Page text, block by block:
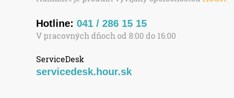
Hotline: 041 / 286 15 15
V pracovných dňoch od 8:00 do 16:00
ServiceDesk
servicedesk.hour.sk